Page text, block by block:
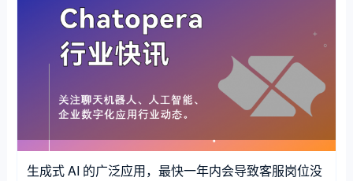
生成式 AI 的广泛应用，最快一年内会导致客服岗位没